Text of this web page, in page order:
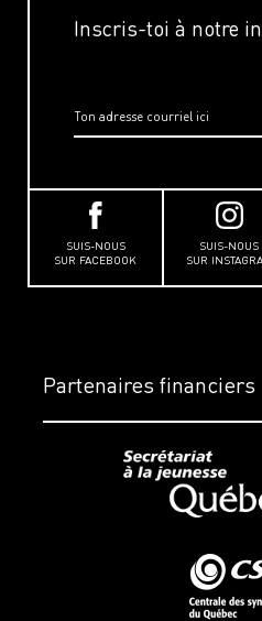
Inscris-toi à notre
SUIS-NOUS
SUR FACEBOOK
SUIS-NOUS
SUR
Partenaires financiers